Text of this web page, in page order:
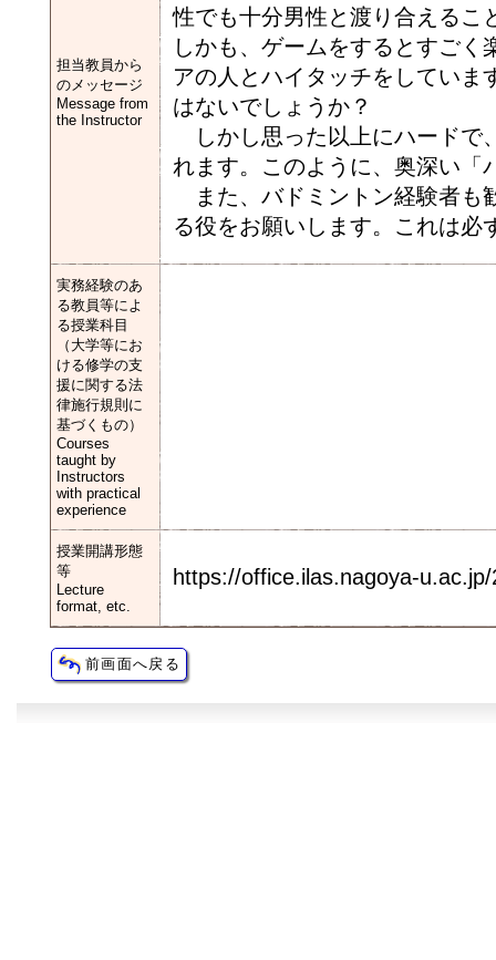
担当教員から
のメッセージ
Message from
the Instructor
性でも十分男性と渡り合えるこ
しかも、ゲームをするとすご
アの人とハイタッチをしていま
はないでしょうか？
しかし思った以上にハードで
れます。このように、奥深い「
また、バドミントン経験者も
る役をお願いします。これは必
実務経験のあ
る教員等によ
る授業科目
（大学等にお
ける修学の支
援に関する法
律施行規則に
基づくもの）
Courses
taught by
Instructors
with practical
experience
授業開講形態
等
Lecture
format, etc.
https://office.ilas.nagoya-